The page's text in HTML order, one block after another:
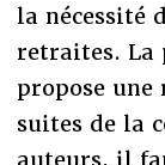
la nécessité
retraites. La
propose
suites de la
auteurs, il